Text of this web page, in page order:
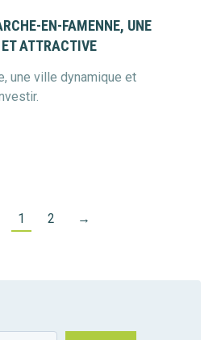
EN-FAMENNE, UNE
ATTRACTIVE
une ville dynamique et
1 2 →